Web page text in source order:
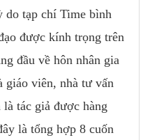
do tạp chí Time bình
được kính trọng trên
đầu về hôn nhân gia
giáo viên, nhà tư vấn
tác giả được hàng
là tổng hợp 8 cuốn